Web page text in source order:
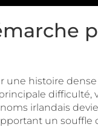
une histoire
irlandais
un souffle